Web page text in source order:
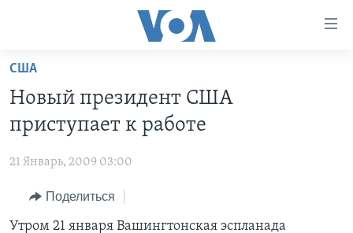
Перейти
основной
контент
Перейти
навигации
Перейти
ПРОГРАММЫ
НОВОСТИ ЗА МИНУТУ
ИТОГИ
ПОЧЕМУ ЭТО ВАЖНО?
ПРОЕКТЫ
УЧИМ АНГЛИЙСКИЙ
НАША АМЕРИКАНСКАЯ ИСТОРИЯ
А КАК В АМЕРИКЕ?
ЭКСПЕРТИЗА
ИНТЕРВЬЮ
ФАКТЫ ПРОТИВ ФЕЙКОВ
США
Новый президент США
приступает к работе
21 Январь, 2009 03:00
Поделиться
Утром 21 января Вашингтонская эспланада